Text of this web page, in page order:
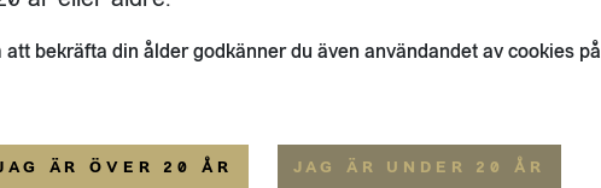
att bekräfta din ålder godkänner du även användandet av cookies på
ÄR ÖVER 20 ÅR JAG ÄR UNDER 20 ÅR